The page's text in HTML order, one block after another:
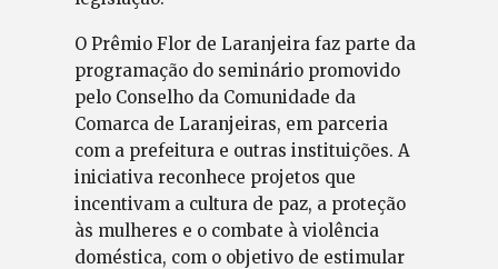
O Prêmio Flor de Laranjeira faz parte da
programação do seminário promovido
pelo Conselho da Comunidade da
Comarca de Laranjeiras, em parceria
com a prefeitura e outras instituições. A
iniciativa reconhece projetos que
incentivam a cultura de paz, a proteção
às mulheres e o combate à violência
doméstica, com o objetivo de estimular